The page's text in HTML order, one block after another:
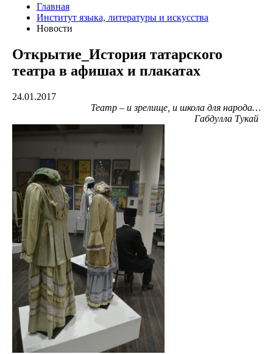
Главная
Институт языка, литературы и искусства
Новости
Открытие_История татарского
театра в афишах и плакатах
24.01.2017
Театр – и зрелище, и школа для народа…
Габдулла Тукай